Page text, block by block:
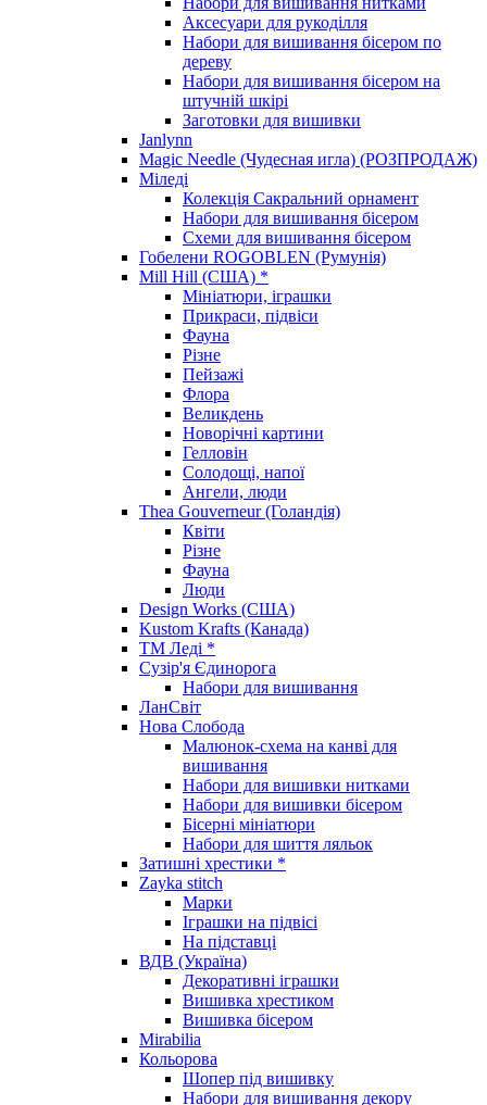
Аксесуари для рукоділля
Набори для вишивання бісером по
дереву
Набори для вишивання бісером на
штучній шкірі
Заготовки для вишивки
Janlynn
Magic Needle (Чудесная игла) (РОЗПРОДАЖ)
Міледі
Колекція Сакральний орнамент
Набори для вишивання бісером
Схеми для вишивання бісером
Гобелени ROGOBLEN (Румунія)
Mill Hill (США) *
Мініатюри, іграшки
Прикраси, підвіси
Фауна
Різне
Пейзажі
Флора
Великдень
Новорічні картини
Гелловін
Солодощі, напої
Ангели, люди
Thea Gouverneur (Голандія)
Квіти
Різне
Фауна
Люди
Design Works (США)
Kustom Krafts (Канада)
ТМ Леді *
Сузір'я Єдинорога
Набори для вишивання
ЛанСвіт
Нова Слобода
Малюнок-схема на канві для
вишивання
Набори для вишивки нитками
Набори для вишивки бісером
Бісерні мініатюри
Набори для шиття ляльок
Затишні хрестики *
Zayka stitch
Марки
Іграшки на підвісі
На підставці
ВДВ (Україна)
Декоративні іграшки
Вишивка хрестиком
Вишивка бісером
Mirabilia
Кольорова
Шопер під вишивку
Набори для вишивання декору